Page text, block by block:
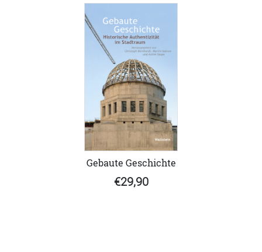
Gebaute Geschichte
€29,90